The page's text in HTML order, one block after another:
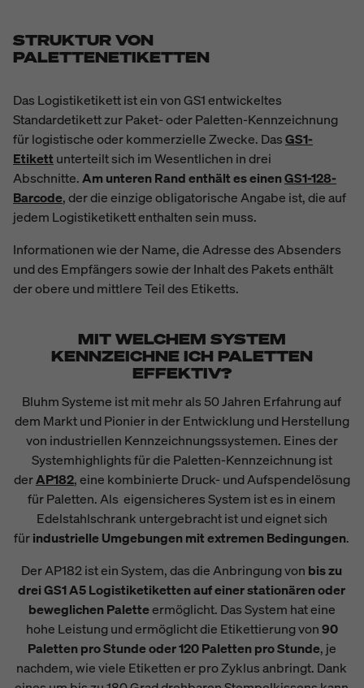
STRUKTUR VON
PALETTENETIKETTEN
Das Logistiketikett ist ein von GS1 entwickeltes
Standardetikett zur Paket- oder Paletten-Kennzeichnung
für logistische oder kommerzielle Zwecke. DasGS1-
Etikett unterteilt sich im Wesentlichen in drei
Abschnitte.Am unteren Rand enthält es einenGS1-128-
Barcode, der die einzige obligatorische Angabe ist, die auf
jedem Logistiketikett enthalten sein muss.
Informationen wie der Name, die Adresse des Absenders
und des Empfängers sowie der Inhalt des Pakets enthält
der obere und mittlere Teil des Etiketts.
MIT WELCHEM SYSTEM
KENNZEICHNE ICH PALETTEN
EFFEKTIV?
Bluhm Systeme ist mit mehr als 50 Jahren Erfahrung auf
dem Markt und Pionier in der Entwicklung und Herstellung
von industriellen Kennzeichnungssystemen. Eines der
Systemhighlights für die Paletten-Kennzeichnung ist
derAP182, eine kombinierte Druck- und Aufspendelösung
für Paletten. Als eigensicheres System ist es in einem
Edelstahlschrank untergebracht ist und eignet sich
fürindustrielle Umgebungen mit extremen Bedingungen.
Der AP182 ist ein System, das die Anbringung von bis zu
drei GS1 A5 Logistiketiketten auf einer stationären oder
beweglichen Paletteermöglicht. Das System hat eine
hohe Leistung und ermöglicht die Etikettierung von90
Paletten pro Stunde oder 120 Paletten pro Stunde, je
nachdem, wie viele Etiketten er pro Zyklus anbringt. Dank